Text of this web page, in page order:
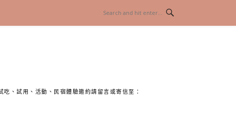
、試用、活動、民宿體驗邀約請留言或寄信至：